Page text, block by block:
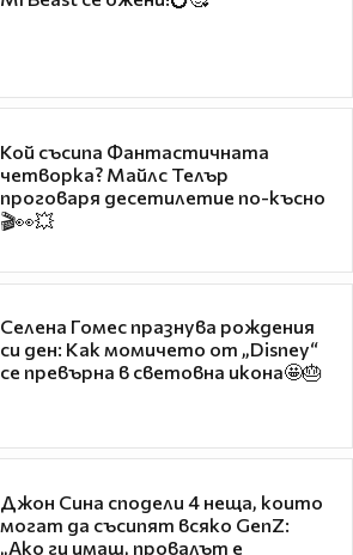
Кой съсипа Фантастичната
четворка? Майлс Телър
проговаря десетилетие по-късно
🎬👀💥
Селена Гомес празнува рождения
си ден: Как момичето от „Disney“
се превърна в световна икона🤩🎂
Джон Сина сподели 4 неща, които
могат да съсипят всяко GenZ:
„Ако ги имаш, провалът е